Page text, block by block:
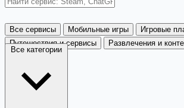
Все сервисы Мобильные игры Игровые
Путешествия и сервисы
Развлечения и
Все категории